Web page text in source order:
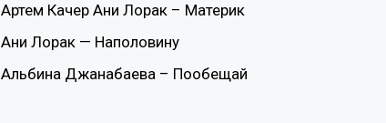
Артем Качер Ани Лорак – Материк
Ани Лорак — Наполовину
Альбина Джанабаева – Пообещай